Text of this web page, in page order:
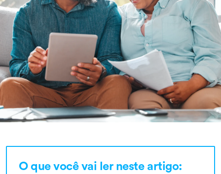
O que você vai ler neste artigo: